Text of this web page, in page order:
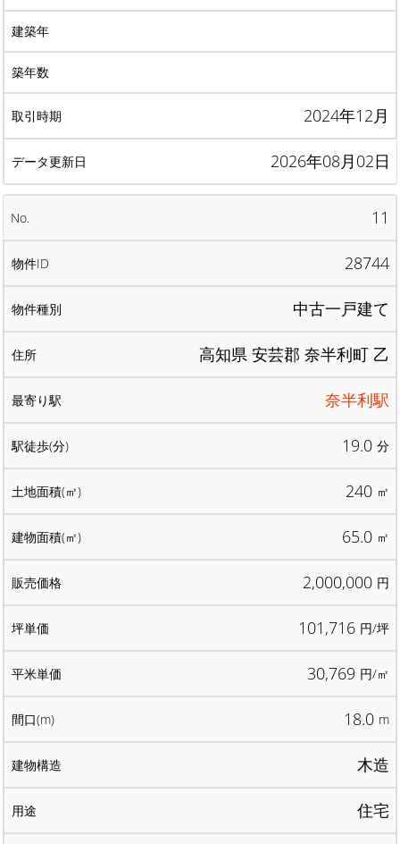
2024年12月
2026年08月02日
11
28744
中古一戸建て
高知県 安芸郡 奈半利町 乙
奈半利駅
19.0 分
240 ㎡
65.0 ㎡
2,000,000 円
101,716 円/坪
30,769 円/㎡
18.0 m
木造
住宅